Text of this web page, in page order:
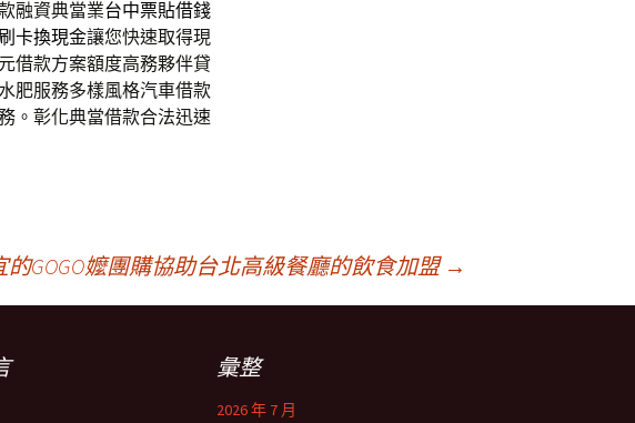
融資典當業台中票貼借錢
刷卡換現金讓您快速取得現
借款方案額度高務夥伴貸
肥服務多樣風格汽車借款
。彰化典當借款合法迅速
的GOGO嬤團購協助台北高級餐廳的飲食加盟 →
彙整
2026 年 7 月